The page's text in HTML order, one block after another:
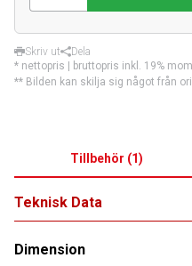
Skriv ut
Dela
* nettopris | bruttopris inkl. 19%
** Bilden kan skilja sig något från
Tillbehör (1)
Teknisk Data
Dimension